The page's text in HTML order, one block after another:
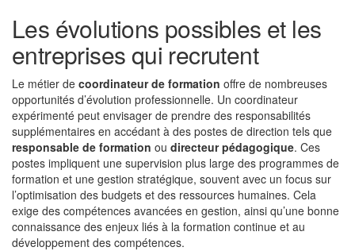
Les évolutions possibles et les
entreprises qui recrutent
Le métier de coordinateur de formation offre de nombreuses
opportunités d’évolution professionnelle. Un coordinateur
expérimenté peut envisager de prendre des responsabilités
supplémentaires en accédant à des postes de direction tels que
responsable de formation ou directeur pédagogique. Ces
postes impliquent une supervision plus large des programmes de
formation et une gestion stratégique, souvent avec un focus sur
l’optimisation des budgets et des ressources humaines. Cela
exige des compétences avancées en gestion, ainsi qu’une bonne
connaissance des enjeux liés à la formation continue et au
développement des compétences.